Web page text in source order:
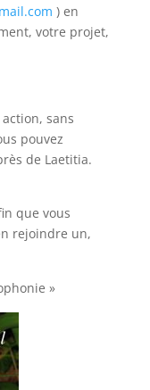
) en
votre projet,
sans
pouvez
de Laetitia.
que vous
rejoindre un,
»